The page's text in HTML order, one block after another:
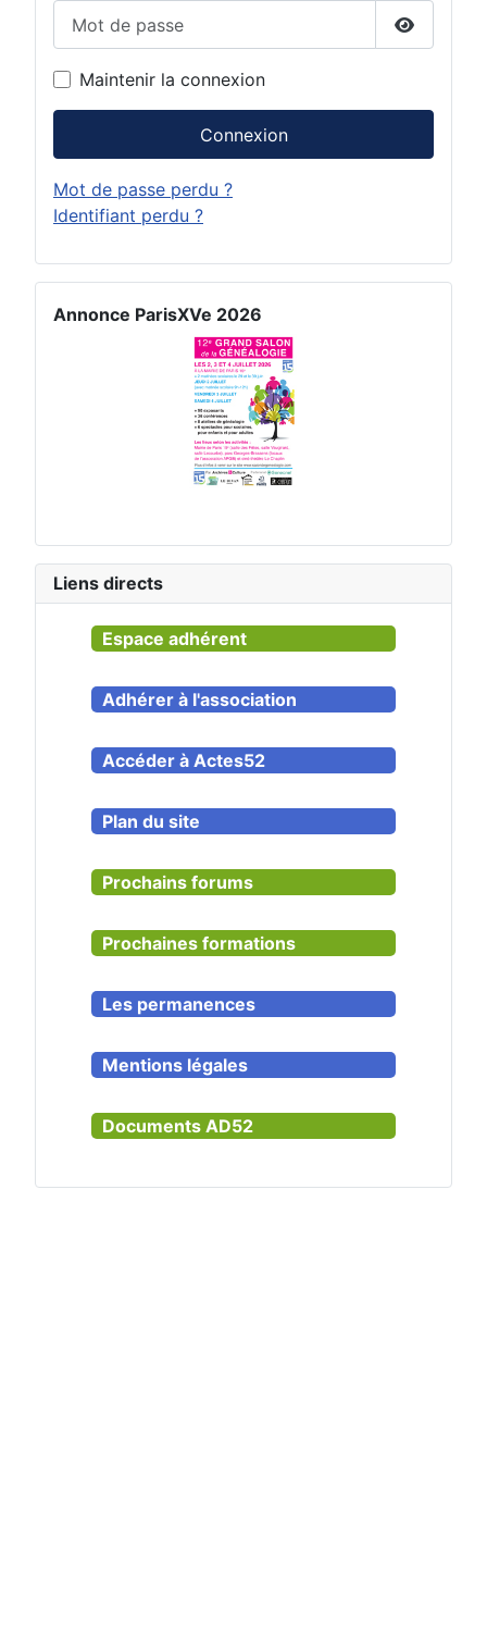
Afficher
Maintenir la connexion
Connexion
Mot de passe perdu ?
Identifiant perdu ?
Annonce ParisXVe 2026
Liens directs
Espace adhérent
Adhérer à l'association
Accéder à Actes52
Plan du site
Prochains forums
Prochaines formations
Les permanences
Mentions légales
Documents AD52